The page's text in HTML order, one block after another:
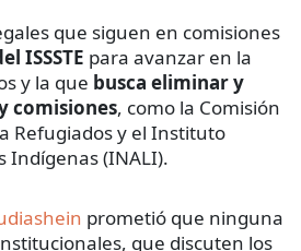
que siguen en comisiones
ISSSTE para avanzar en la
y la que busca eliminar y
comisiones, como la Comisión
Refugiados y el Instituto
Indígenas (INALI).
prometió que ninguna
que discuten los